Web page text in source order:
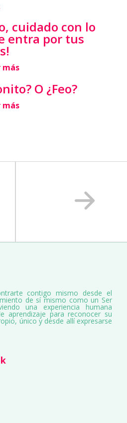
cuidado con lo
entra por tus
más
O ¿Feo?
más
contigo mismo desde el
de sí mismo como un Ser
una experiencia humana
aprendizaje para reconocer su
único y desde allí expresarse